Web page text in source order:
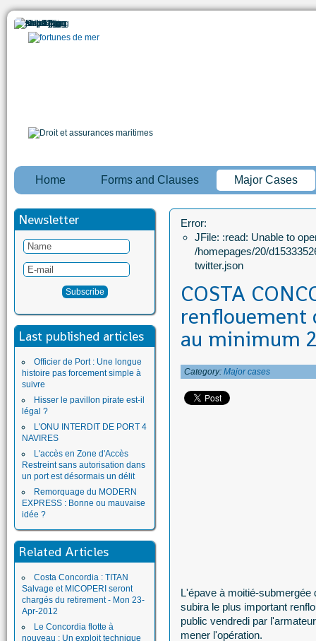
Home Forms and Clauses Major Cases
Newsletter
Last published articles
Officier de Port : Une longue
histoire pas forcement simple à
suivre
Hisser le pavillon pirate est-il
légal ?
L'ONU INTERDIT DE PORT 4
NAVIRES
L'accès en Zone d'Accès
Restreint sans autorisation dans
un port est désormais un délit
Remorquage du MODERN
EXPRESS : Bonne ou mauvaise
idée ?
Related Articles
Costa Concordia : TITAN
Salvage et MICOPERI seront
chargés du retirement - Mon 23-
Apr-2012
Le Concordia flotte à
nouveau : Un exploit technique
Error:
JFile: :read: Unable to
/homepages/20/
twitter.json
COSTA
renflouement
au minimum
Category: Major cases
L'épave à moitié-submergée
subira le plus important
public vendredi par
mener l'opération.